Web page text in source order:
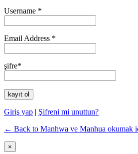
Username *
Email Address *
şifre*
Giriş yap | Şifreni mi unuttun?
← Back to Manhwa ve Manhua okumak
×